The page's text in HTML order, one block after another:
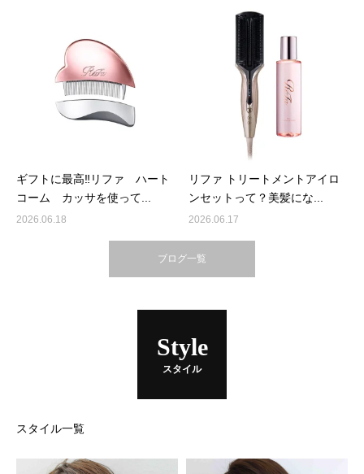
ギフトに最高‼リファ ハート
コーム カッサを使って...
2026.06.18
リファ トリートメントアイロ
ンセットって？美髪にな...
2026.06.17
ブログ一覧
Style
スタイル
スタイル一覧